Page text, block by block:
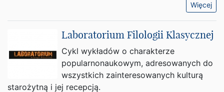
Więcej
Laboratorium Filologii Klasycznej
Cykl wykładów o charakterze
popularnonaukowym, adresowanych do
wszystkich zainteresowanych kulturą
starożytną i jej recepcją.